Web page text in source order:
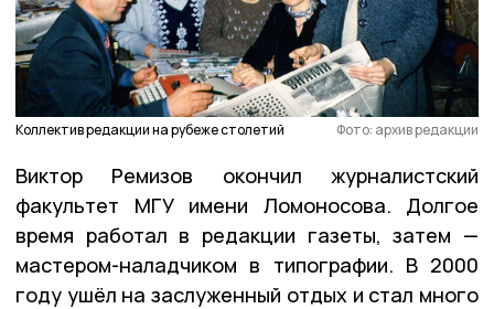
Коллектив редакции на рубеже столетий Фото: архив редакции
Виктор Ремизов окончил журналистский
факультет МГУ имени Ломоносова. Долгое
время работал в редакции газеты, затем —
мастером-наладчиком в типографии. В 2000
году ушёл на заслуженный отдых и стал много